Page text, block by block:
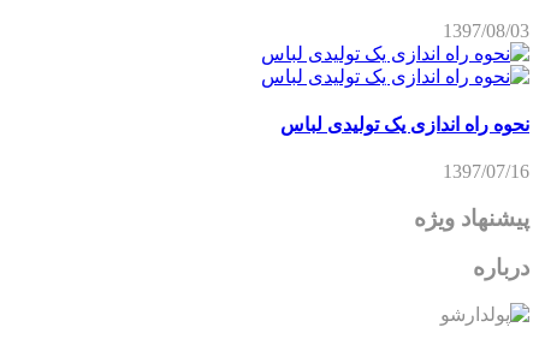
1397/08/03
نحوه راه اندازی یک تولیدی لباس
1397/07/16
پیشنهاد ویژه
درباره